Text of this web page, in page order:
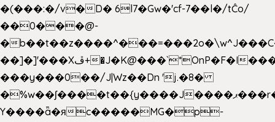
�(���:�/v�D� 6l7�Gw�'cf-7��l�/tĈo/
��0���@-
�
��]�]'���Xڦ+�J�K@���`*OnP�F�I�����n����ˎ���E>���%
���y���0��/J|Wz��Dn 'j.�8�
�%w��ʃ����t��{y����J����ޕ���r��d�$e҅b�e����
Y����ǟ�яc�����MG�p-